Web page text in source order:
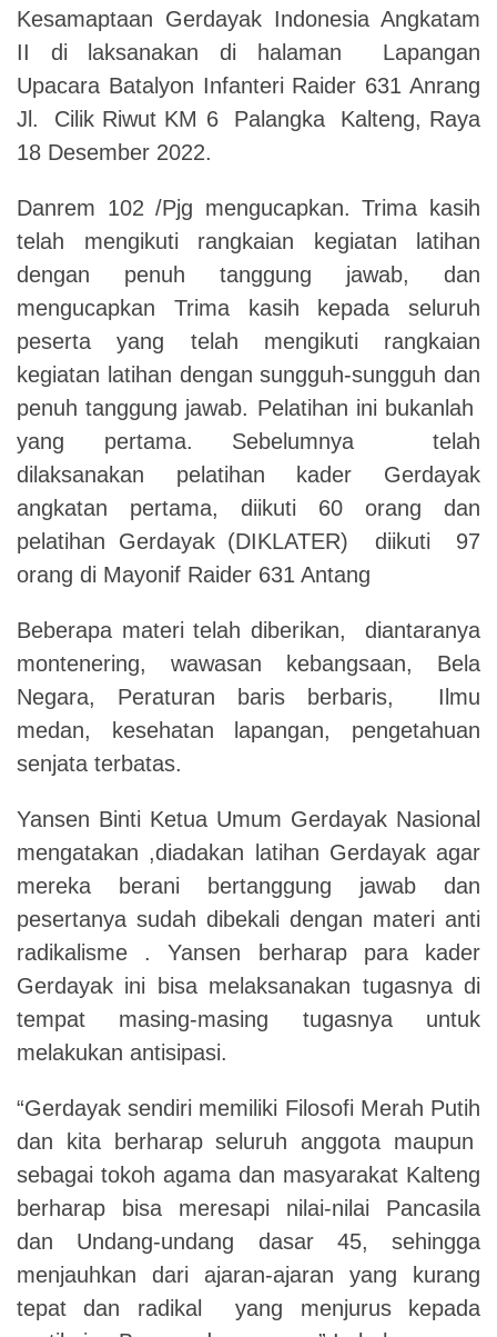
Kesamaptaan Gerdayak Indonesia Angkatam
II di laksanakan di halaman Lapangan
Upacara Batalyon Infanteri Raider 631 Anrang
Jl. Cilik Riwut KM 6 Palangka Kalteng, Raya
18 Desember 2022.
Danrem 102 /Pjg mengucapkan. Trima kasih
telah mengikuti rangkaian kegiatan latihan
dengan penuh tanggung jawab, dan
mengucapkan Trima kasih kepada seluruh
peserta yang telah mengikuti rangkaian
kegiatan latihan dengan sungguh-sungguh dan
penuh tanggung jawab. Pelatihan ini bukanlah
yang pertama. Sebelumnya telah
dilaksanakan pelatihan kader Gerdayak
angkatan pertama, diikuti 60 orang dan
pelatihan Gerdayak (DIKLATER) diikuti 97
orang di Mayonif Raider 631 Antang
Beberapa materi telah diberikan, diantaranya
montenering, wawasan kebangsaan, Bela
Negara, Peraturan baris berbaris, Ilmu
medan, kesehatan lapangan, pengetahuan
senjata terbatas.
Yansen Binti Ketua Umum Gerdayak Nasional
mengatakan ,diadakan latihan Gerdayak agar
mereka berani bertanggung jawab dan
pesertanya sudah dibekali dengan materi anti
radikalisme . Yansen berharap para kader
Gerdayak ini bisa melaksanakan tugasnya di
tempat masing-masing tugasnya untuk
melakukan antisipasi.
“Gerdayak sendiri memiliki Filosofi Merah Putih
dan kita berharap seluruh anggota maupun
sebagai tokoh agama dan masyarakat Kalteng
berharap bisa meresapi nilai-nilai Pancasila
dan Undang-undang dasar 45, sehingga
menjauhkan dari ajaran-ajaran yang kurang
tepat dan radikal yang menjurus kepada